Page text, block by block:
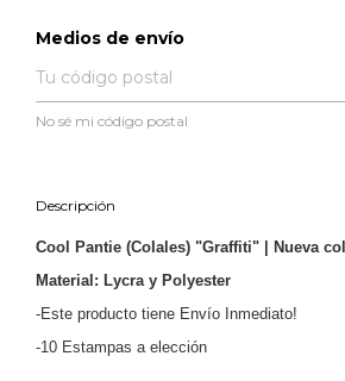
Entregas para el CP:
Medios de envío
No sé mi código postal
Descripción
Cool Pantie (Colales) "Graffiti" | Nueva
Material: Lycra y Polyester
-Este producto tiene Envío Inmediato!
-10 Estampas a elección